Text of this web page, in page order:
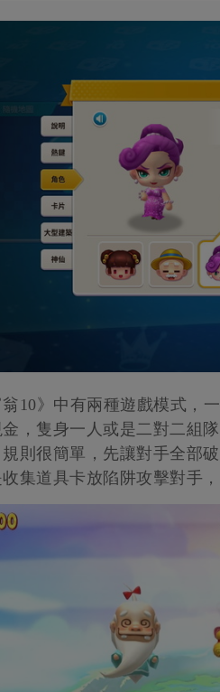
10》中有兩種遊戲模式，
，隻身一人或是二對二組
則很簡單，先讓對手全部
集道具卡放陷阱攻擊對手